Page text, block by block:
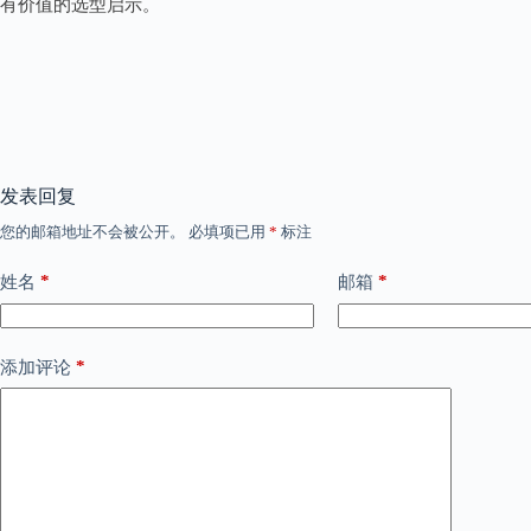
有价值的选型启示。
发表回复
您的邮箱地址不会被公开。 必填项已用 * 标注
姓名 * 邮箱 *
添加评论 *